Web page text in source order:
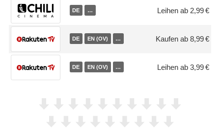
DE … Leihen ab 2,99 €
DE EN (OV) … Kaufen ab 8,99 €
DE EN (OV) … Leihen ab 3,99 €